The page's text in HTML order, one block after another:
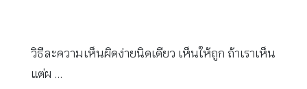
วิธีละความเห็นผิดง่ายนิดเดียว เห็นให้ถูก ถ้าเราเห็น
แต่ผ …